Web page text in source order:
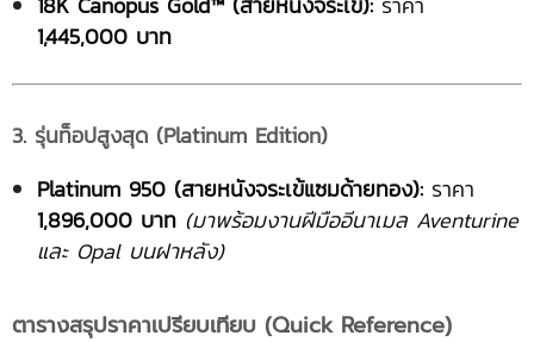
1,445,000 บาท
3. รุ่นท็อปสูงสุด (Platinum Edition)
Platinum 950 (สายหนังจระเข้แซมด้ายทอง): ราคา
1,896,000 บาท (มาพร้อมงานฝีมืออีนาเมล Aventurine
และ Opal บนฝาหลัง)
ตารางสรุปราคาเปรียบเทียบ (Quick Reference)